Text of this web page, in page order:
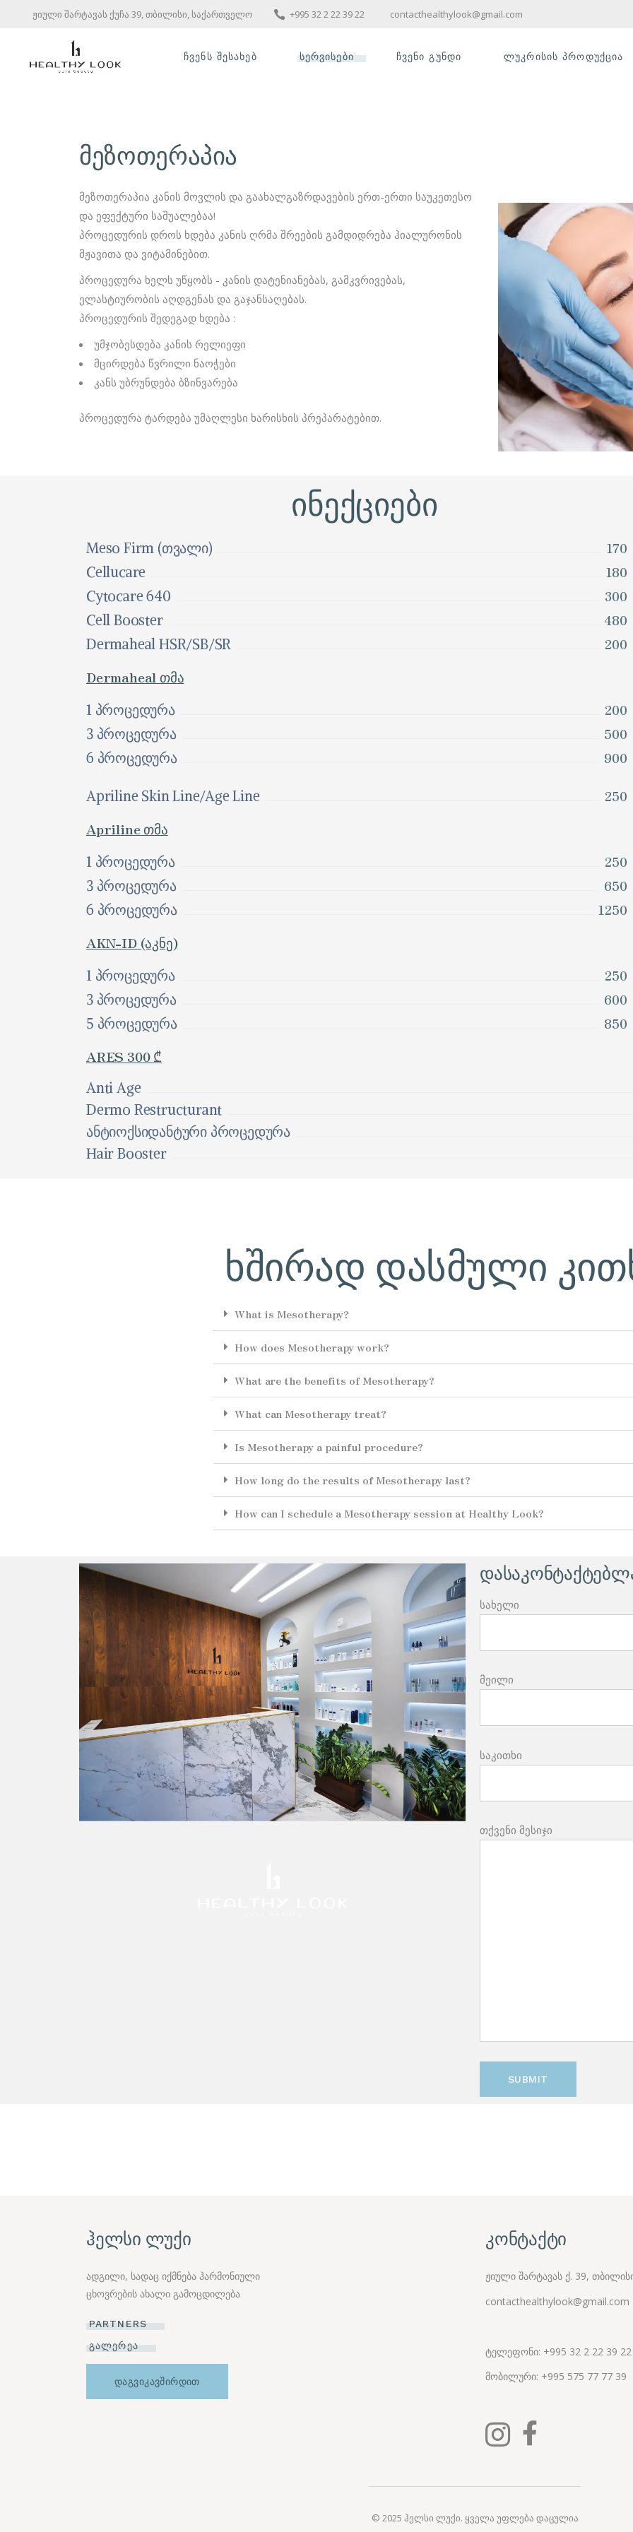
ჟიული შარტავას ქუჩა 39, თბილისი, საქართველო +995 32 2 22 39 22 contacthealthylook@gmail.com
ᲩᲕᲔᲜᲡ ᲨᲔᲡᲐᲮᲔᲑ ᲡᲔᲠᲕᲘᲡᲔᲑᲘ
ᲘᲜᲔᲥᲪᲘᲣᲠᲘ
ᲙᲝᲡᲛᲔᲢᲝᲚᲝᲒᲘᲐ
ᲓᲔᲠᲛᲐᲢᲝᲚᲝᲒᲘᲐ
ᲢᲐᲜᲘᲡ ᲐᲞᲐᲠᲐᲢᲣᲚᲘ
ᲞᲠᲝᲪᲔᲓᲣᲠᲔᲑᲘ
ᲔᲚᲔᲥᲢᲠᲝᲔᲞᲘᲚᲐᲪᲘᲐ
ᲩᲕᲔᲜᲘ ᲒᲣᲜᲓᲘ ᲚᲣᲙᲠᲘᲡᲘᲡ ᲞᲠᲝᲓᲣᲥᲪᲘᲐ
მეზოთერაპია
მეზოთერაპია კანის მოვლის და გაახალგაზრდავების ერთ-ერთი საუკეთესო
და ეფექტური საშუალებაა!
პროცედურის დროს ხდება კანის ღრმა შრეების გამდიდრება ჰიალურონის
მჟავითა და ვიტამინებით.
პროცედურა ხელს უწყობს - კანის დატენიანებას, გამკვრივებას,
ელასტიურობის აღდგენას და გაჯანსაღებას.
პროცედურის შედეგად ხდება :
უმჯობესდება კანის რელიეფი
მცირდება წვრილი ნაოჭები
კანს უბრუნდება ბზინვარება
პროცედურა ტარდება უმაღლესი ხარისხის პრეპარატებით.
ინექციები
Meso Firm (თვალი)
Cellucare
Cytocare 640
Cell Booster 480
Dermaheal HSR/SB/SR
Dermaheal თმა
1 პროცედურა
3 პროცედურა 500
6 პროცედურა 900
Apriline Skin Line/Age Line
Apriline თმა
1 პროცედურა
3 პროცედურა 650
6 პროცედურა
AKN-ID (აკნე)
1 პროცედურა
3 პროცედურა 600
5 პროცედურა 850
ARES 300 ₾
Anti Age
Dermo Restructurant
ანტიოქსიდანტური პროცედურა
Hair Booster
ხშირად დასმული
What is Mesotherapy?
How does Mesotherapy work?
What are the benefits of Mesotherapy?
What can Mesotherapy treat?
Is Mesotherapy a painful procedure?
How long do the results of Mesotherapy last?
How can I schedule a Mesotherapy session at Healthy Look?
სახელი
მეილი
საკითხი
თქვენი მესიჯი
SUBMIT
ჰელსი ლუქი
ადგილი, სადაც იქმნება ჰარმონიული
ცხოვრების ახალი გამოცდილება
PARTNERS
ᲒᲐᲚᲔᲠᲔᲐ
ᲓᲐᲒᲕᲘᲙᲐᲕᲨᲘᲠᲓᲘᲗ
კონტაქტი
ჟიული შარტავას ქ. 39,
contacthealthylook@gmail.com
ტელეფონი: +995 32 2 22 39 22
მობილური: +995 575 77 77 39
© 2025 ჰელსი ლუქი. ყველა უფლება დაცულია